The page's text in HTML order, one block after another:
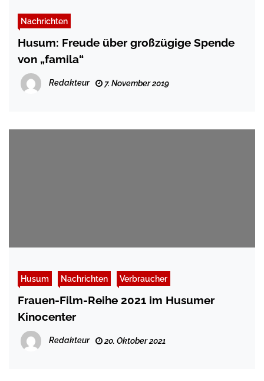
Nachrichten
Husum: Freude über großzügige Spende
von „famila“
Redakteur 7. November 2019
Husum Nachrichten Verbraucher
Frauen-Film-Reihe 2021 im Husumer
Kinocenter
Redakteur 20. Oktober 2021